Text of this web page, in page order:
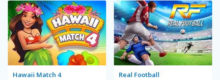
Hawaii Match 4 Real Football